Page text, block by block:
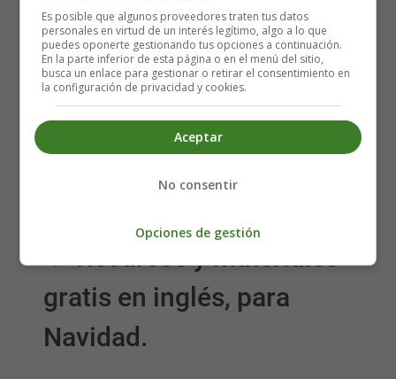
19. Find the words. Christmas
Ficha en Inglés, para trabajar con sopas de letras.
Ideal para facilitar el aprendizaje de este idioma,
adquirir vocabulario, practicar la pronunciación,
etc. Especialmente en Educación Infantil y
Primaria.
Para Imprimir la lámina, se recomienda, guardarla
🔆Recursos y materiales
gratis en inglés, para
Navidad.
Es posible que algunos proveedores traten tus datos
personales en virtud de un interés legítimo, algo a lo que
puedes oponerte gestionando tus opciones a continuación.
En la parte inferior de esta página o en el menú del sitio,
busca un enlace para gestionar o retirar el consentimiento en
la configuración de privacidad y cookies.
Aceptar
No consentir
Opciones de gestión